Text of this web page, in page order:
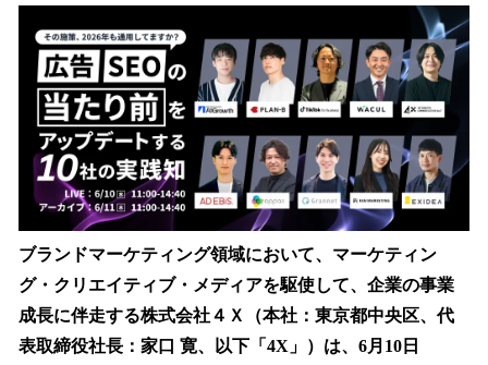
数
を
読
み
込
み
中
で
ブランドマーケティング領域において、マーケティン
グ・クリエイティブ・メディアを駆使して、企業の事業
成長に伴走する株式会社４Ｘ（本社：東京都中央区、代
表取締役社長：家口 寛、以下「4X」）は、6月10日